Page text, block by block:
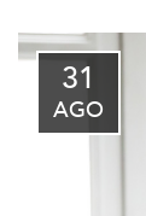
31
AGO